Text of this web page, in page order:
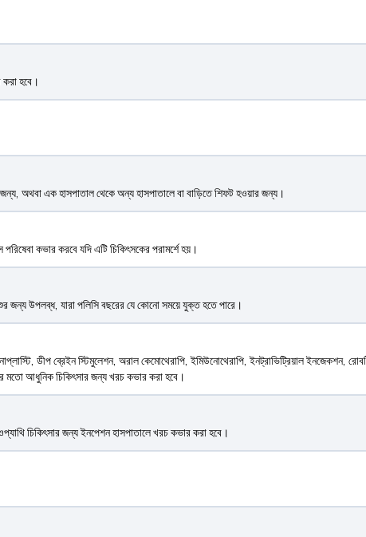
হবে।
অথবা এক হাসপাতাল থেকে অন্য হাসপাতালে বা বাড়িতে শিফট হওয়ার জন্য।
কভার করবে যদি এটি চিকিৎসকের পরামর্শে হয়।
উপলব্ধ, যারা পলিসি বছরের যে কোনো সময়ে যুক্ত হতে পারে।
ডীপ ব্রেইন স্টিমুলেশন, অরাল কেমোথেরাপি, ইমিউনোথেরাপি, ইনট্রাভিট্রিয়াল ইনজেকশন,
মতো আধুনিক চিকিৎসার জন্য খরচ কভার করা হবে।
চিকিৎসার জন্য ইনপেশন হাসপাতালে খরচ কভার করা হবে।